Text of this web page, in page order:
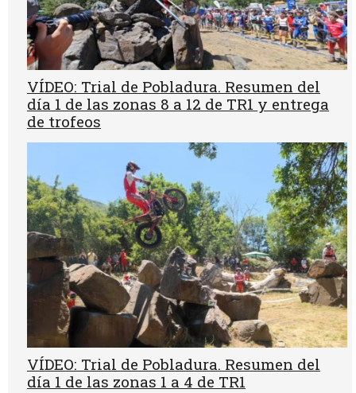
VÍDEO: Trial de Pobladura. Resumen del
día 1 de las zonas 8 a 12 de TR1 y entrega
de trofeos
VÍDEO: Trial de Pobladura. Resumen del
día 1 de las zonas 1 a 4 de TR1